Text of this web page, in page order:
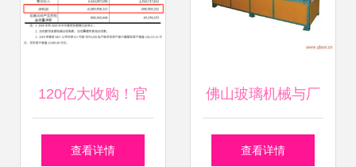
120亿大收购！官
宣后股价为何不涨
查看详情
佛山玻璃机械与厂
家推荐 诚信包装仪
查看详情